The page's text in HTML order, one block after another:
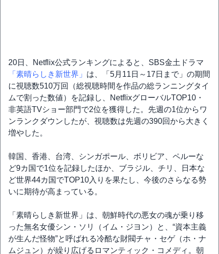
20日、Netflix公式ランキングによると、SBS金土ドラマ
「素晴らしき新世界」 は、「5月11日～17日まで」の期間
に視聴数510万回（総視聴時間を作品の総ランニングタイ
ムで割った数値）を記録し、NetflixグローバルTOP10・
非英語TVショー部門で2位を獲得した。先週の1位からワ
ンランクダウンしたが、視聴数は先週の390回から大きく
増やした。
韓国、香港、台湾、シンガポール、ボリビア、ペルーな
ど9カ国で1位を記録したほか、ブラジル、チリ、日本な
ど世界44カ国でTOP10入りを果たし、今後のさらなる勢
いに期待が高まっている。
「素晴らしき新世界」は、朝鮮時代の悪女の魂が乗り移
った無名女優シン・ソリ（イム・ジヨン）と、“資本主義
が生んだ怪物”と呼ばれる冷酷な財閥チャ・セゲ（ホ・ナ
ムジュン）が繰り広げるロマンティック・コメディ。朝